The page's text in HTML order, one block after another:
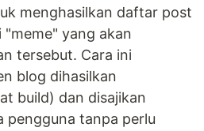
menghasilkan daftar post
yang akan
tersebut. Cara ini
blog dihasilkan
build) dan disajikan
pengguna tanpa perlu